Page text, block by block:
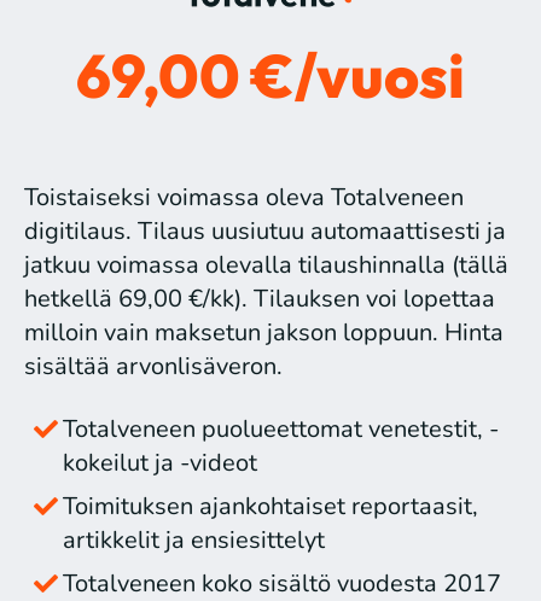
69,00 €/vuosi
Toistaiseksi voimassa oleva Totalveneen
digitilaus. Tilaus uusiutuu automaattisesti ja
jatkuu voimassa olevalla tilaushinnalla (tällä
hetkellä 69,00 €/kk). Tilauksen voi lopettaa
milloin vain maksetun jakson loppuun. Hinta
sisältää arvonlisäveron.
Totalveneen puolueettomat venetestit, -
kokeilut ja -videot
Toimituksen ajankohtaiset reportaasit,
artikkelit ja ensiesittelyt
Totalveneen koko sisältö vuodesta 2017